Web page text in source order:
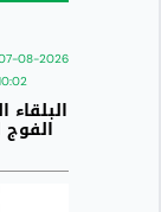
08-2026